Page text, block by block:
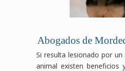
Abogados de
Si resulta lesionado por
animal existen beneficios